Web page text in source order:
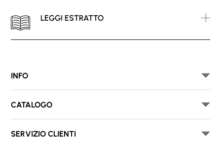
LEGGI ESTRATTO
INFO
CATALOGO
SERVIZIO CLIENTI